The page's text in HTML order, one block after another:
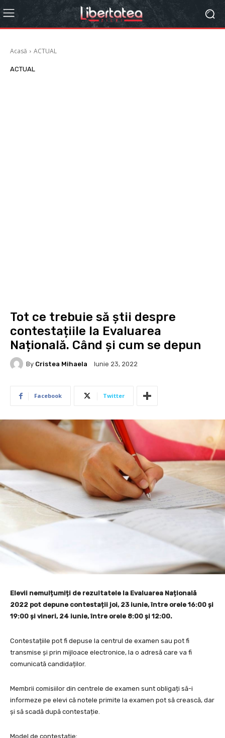
Acasă ACTUAL
ACTUAL
Tot ce trebuie să știi despre
contestațiile la Evaluarea
Națională. Când și cum se depun
By Cristea Mihaela Iunie 23, 2022
Facebook Twitter
Elevii nemulțumiți de rezultatele la Evaluarea Națională
2022 pot depune contestații joi, 23 iunie, între orele 16:00 și
19:00 și vineri, 24 iunie, între orele 8:00 și 12:00.
Contestațiile pot fi depuse la centrul de examen sau pot fi
transmise și prin mijloace electronice, la o adresă care va fi
comunicată candidaților.
Membrii comisiilor din centrele de examen sunt obligați să-i
informeze pe elevi că notele primite la examen pot să crească, dar
și să scadă după contestație.
Model de contestație: